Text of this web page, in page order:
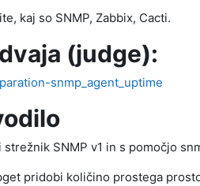
kaj so SNMP, Zabbix, Cacti.
(judge):
snmp_agent_uptime
strežnik SNMP v1 in s pomočjo
pridobi količino prostega